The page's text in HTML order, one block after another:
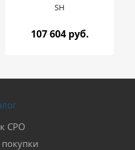
SH
107 604 руб.
СРО